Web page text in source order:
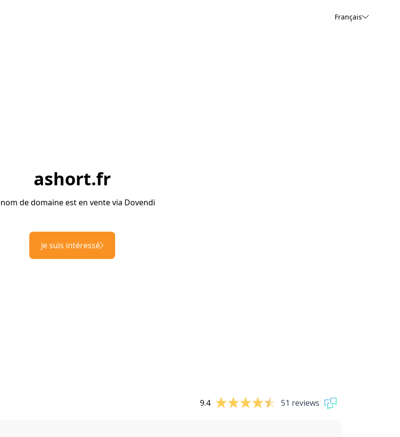
Français
ashort.fr
nom de domaine est en vente via Dovendi
Je suis intéressé
9.4 51 reviews